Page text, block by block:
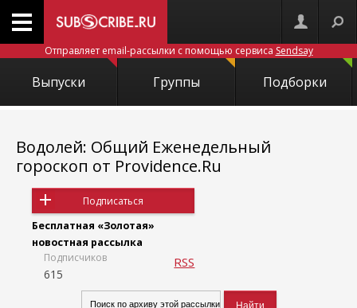
Отправляет email-рассылки с помощью сервиса Sendsay
Выпуски Группы Подборки
Водолей: Общий Еженедельный
гороскоп от Providence.Ru
Подписаться
Бесплатная «Золотая»
новостная рассылка
Подписчиков
615
RSS